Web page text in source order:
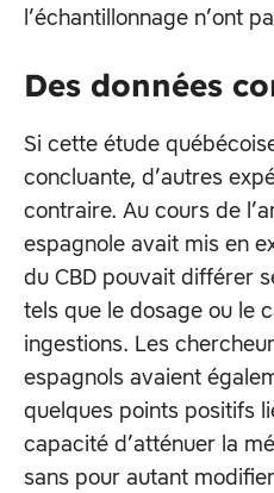
l’échantillonnage n’ont
Des données
Si cette étude
concluante, d’autres
contraire. Au cours de
espagnole avait mis en
du CBD pouvait différer
tels que le dosage ou le
ingestions. Les
espagnols avaient
quelques points positifs
capacité d’atténuer la
sans pour autant